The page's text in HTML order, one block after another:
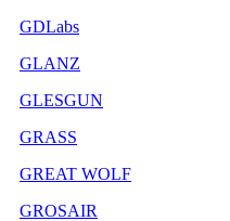
GDLabs
GLANZ
GLESGUN
GRASS
GREAT WOLF
GROSAIR